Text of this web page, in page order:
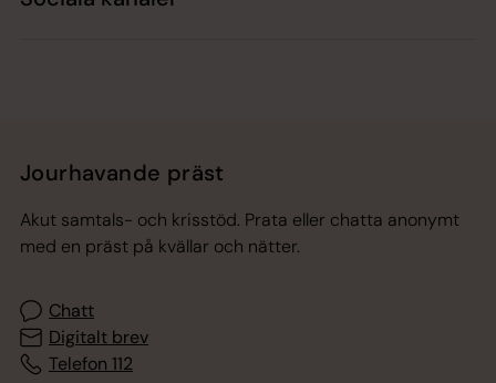
Jourhavande präst
Akut samtals- och krisstöd. Prata eller chatta anonymt
med en präst på kvällar och nätter.
Chatt
Digitalt brev
Telefon 112